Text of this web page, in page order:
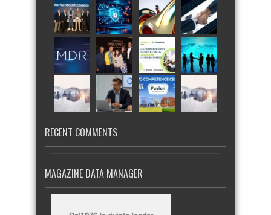
RECENT COMMENTS
MAGAZINE DATA MANAGER